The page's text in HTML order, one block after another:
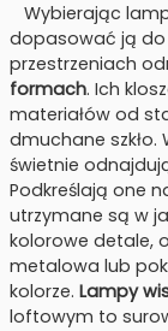
Wybierając
dopasować ją do
przestrzeniach
formach. Ich
materiałów od
dmuchane szkło.
świetnie
Podkreślają one
utrzymane są w
kolorowe detale,
metalowa lub
kolorze. Lampy
loftowym to